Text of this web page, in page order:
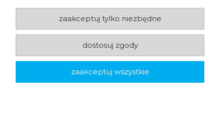
KOMENTARZE DO WPISU
zaakceptuj tylko niezbędne
dostosuj zgody
zaakceptuj wszystkie